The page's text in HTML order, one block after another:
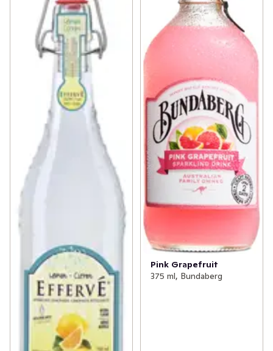
Pink Grapefruit
375 ml, Bundaberg